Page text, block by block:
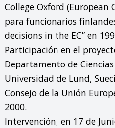
College Oxford (European
para funcionarios
decisions in the EC” en
Participación en el
Departamento de
Universidad de Lund,
Consejo de la Unión
2000.
Intervención, en 17 de